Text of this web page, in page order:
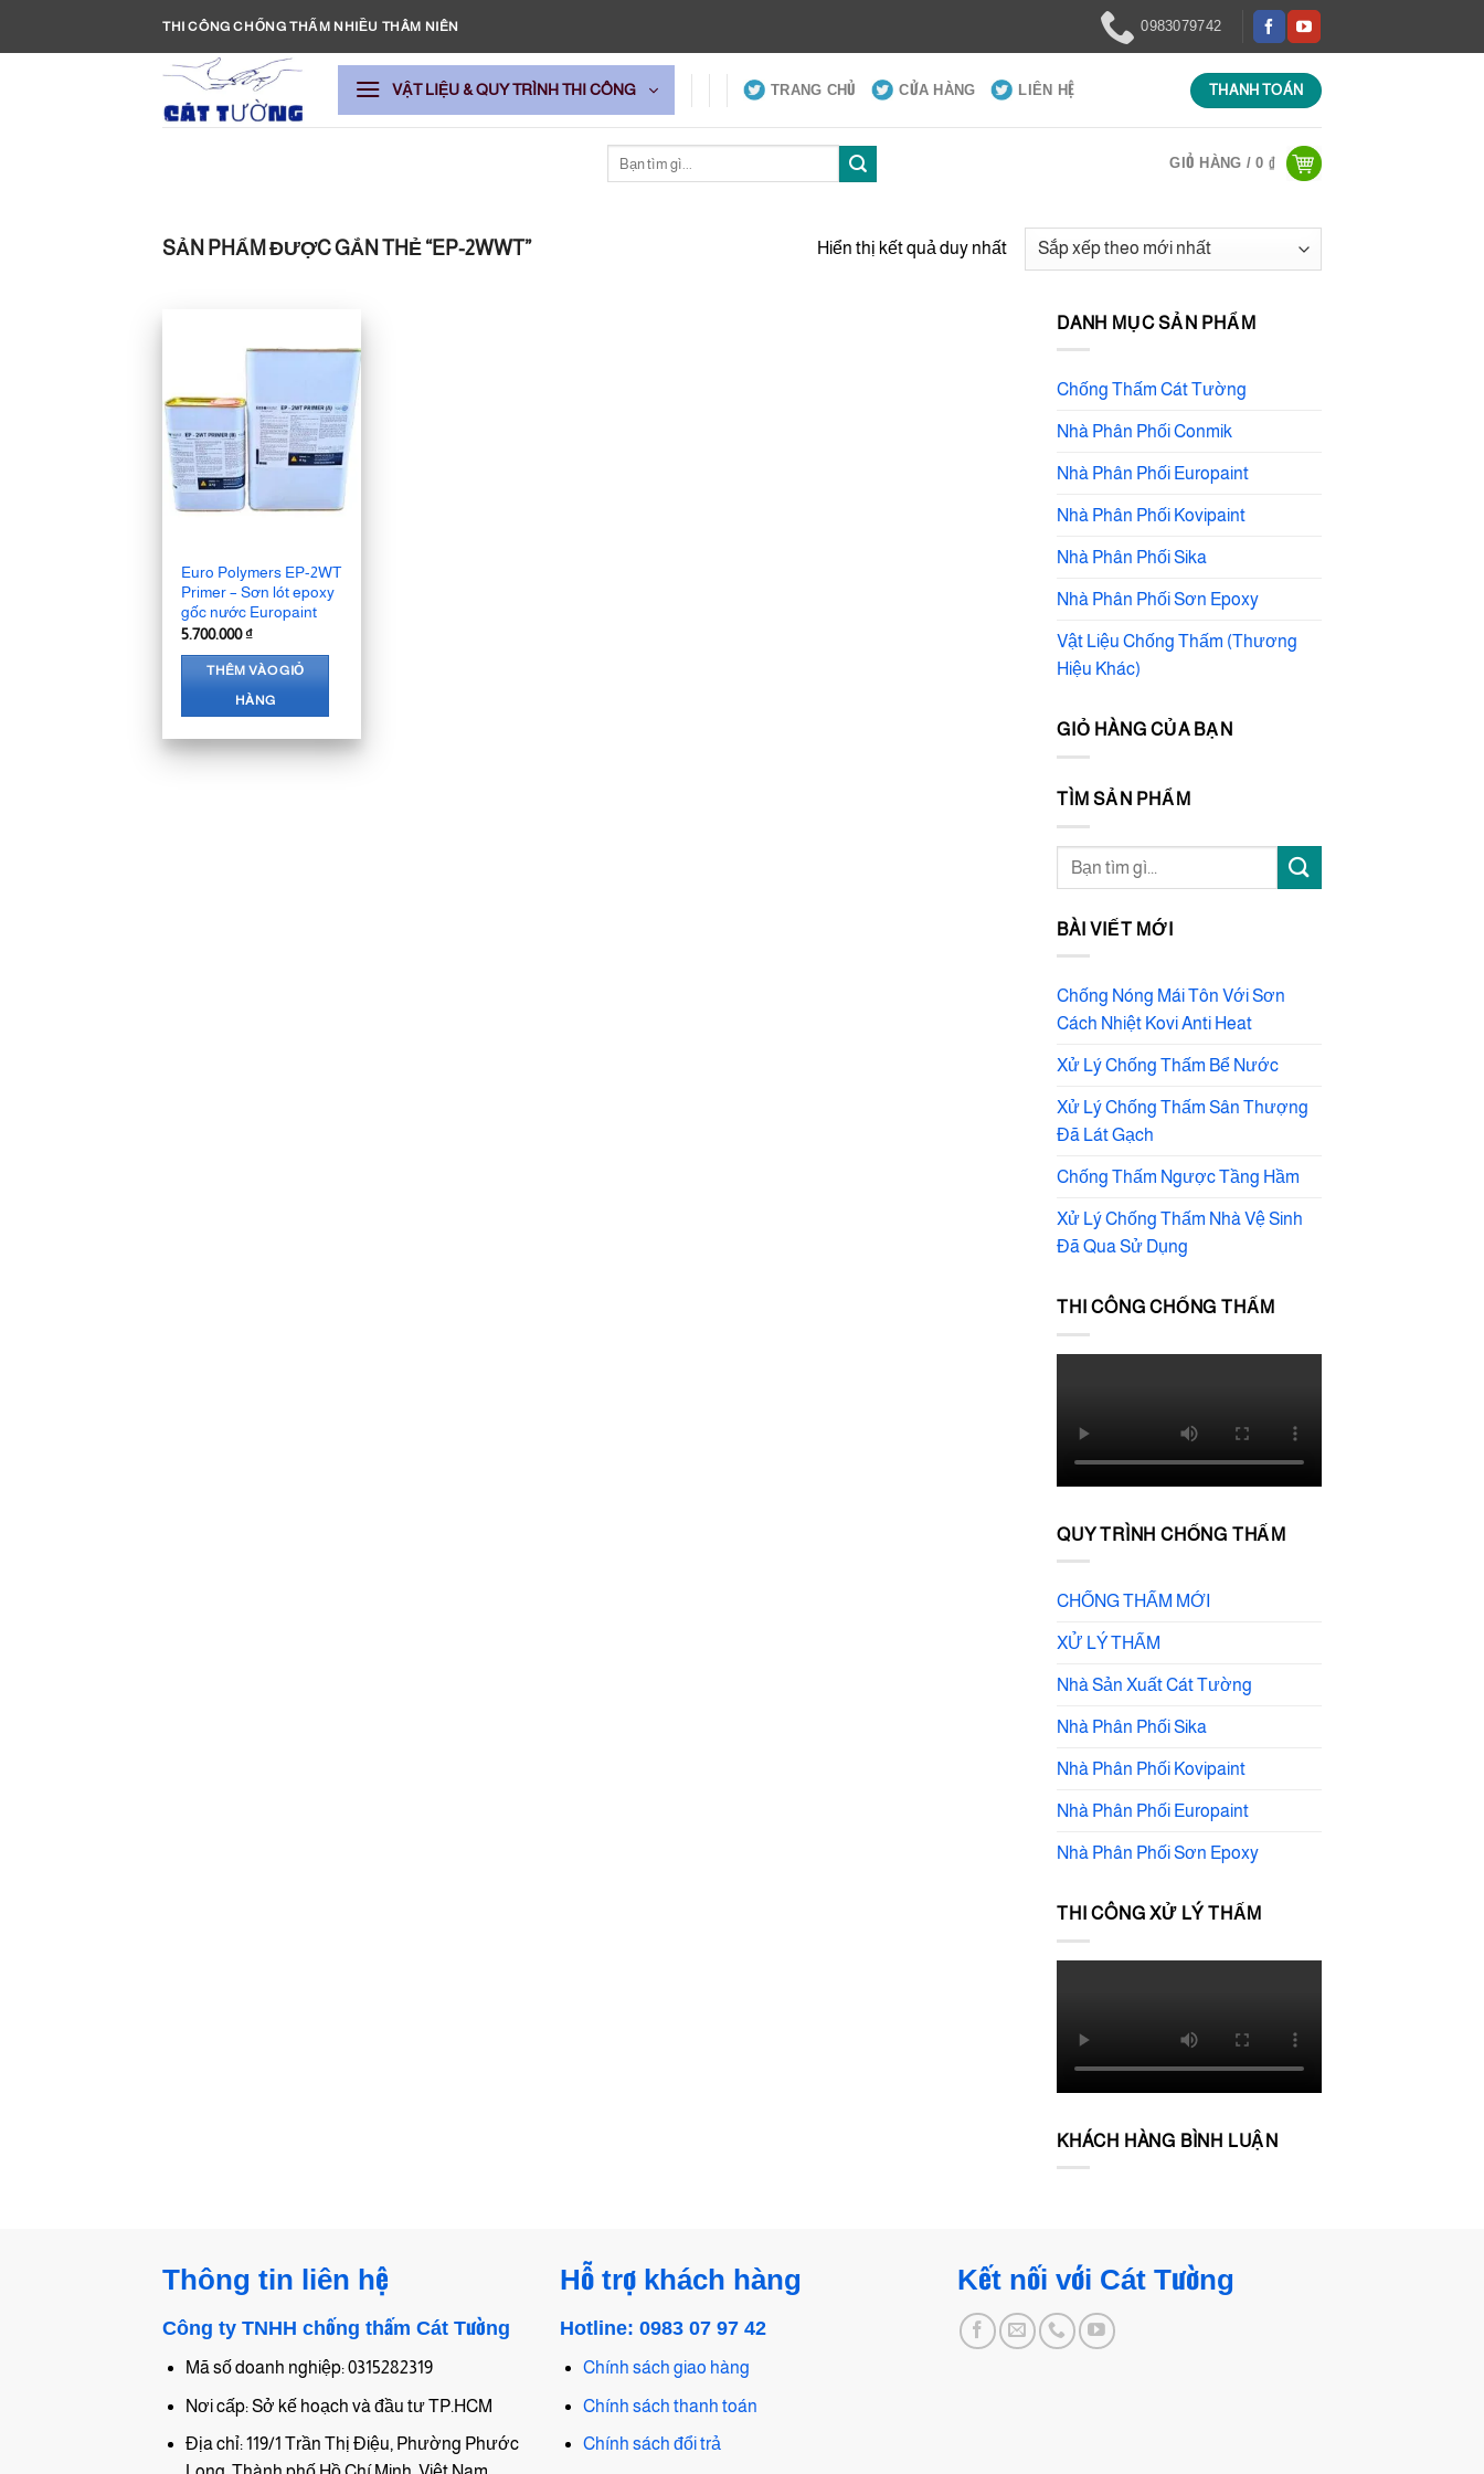
THI CÔNG CHỐNG THẤM NHIỀU THÂM NIÊN 0983079742
VẬT LIỆU & QUY TRÌNH THI CÔNG TRANG CHỦ CỬA HÀNG LIÊN HỆ THANH TOÁN
kiếm:
GIỎ HÀNG /0 ₫
SẢN PHẨM ĐƯỢC GẮN THẺ “EP-2WWT” Hiển thị kết quả duy nhất
Euro Polymers EP-2WT
Primer – Sơn lót epoxy
gốc nước Europaint
5.700.000₫
THÊM VÀO GIỎ
HÀNG
DANH MỤC SẢN PHẨM
Chống Thấm Cát Tường
Nhà Phân Phối Conmik
Nhà Phân Phối Europaint
Nhà Phân Phối Kovipaint
Nhà Phân Phối Sika
Nhà Phân Phối Sơn Epoxy
Vật Liệu Chống Thấm (Thương
Hiệu Khác)
GIỎ HÀNG CỦA BẠN
TÌM SẢN PHẨM
Tìm
kiếm:
BÀI VIẾT MỚI
Chống Nóng Mái Tôn Với Sơn
Cách Nhiệt Kovi Anti Heat
Xử Lý Chống Thấm Bể Nước
Xử Lý Chống Thấm Sân Thượng
Đã Lát Gạch
Chống Thấm Ngược Tầng Hầm
Xử Lý Chống Thấm Nhà Vệ Sinh
Đã Qua Sử Dụng
THI CÔNG CHỐNG THẤM
QUY TRÌNH CHỐNG THẤM
CHỐNG THẤM MỚI
XỬ LÝ THẤM
Nhà Sản Xuất Cát Tường
Nhà Phân Phối Sika
Nhà Phân Phối Kovipaint
Nhà Phân Phối Europaint
Nhà Phân Phối Sơn Epoxy
THI CÔNG XỬ LÝ THẤM
KHÁCH HÀNG BÌNH LUẬN
Thông tin liên hệ
Công ty TNHH chống thấm Cát Tường
Mã số doanh nghiệp: 0315282319
Nơi cấp: Sở kế hoạch và đầu tư TP.HCM
Địa chỉ: 119/1 Trần Thị Điệu, Phường Phước
Hỗ trợ khách hàng
Hotline: 0983 07 97 42
Chính sách giao hàng
Chính sách thanh toán
Chính sách đổi trả
Kết nối với Cát Tường